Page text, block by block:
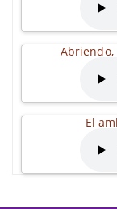
Abriendo,
El